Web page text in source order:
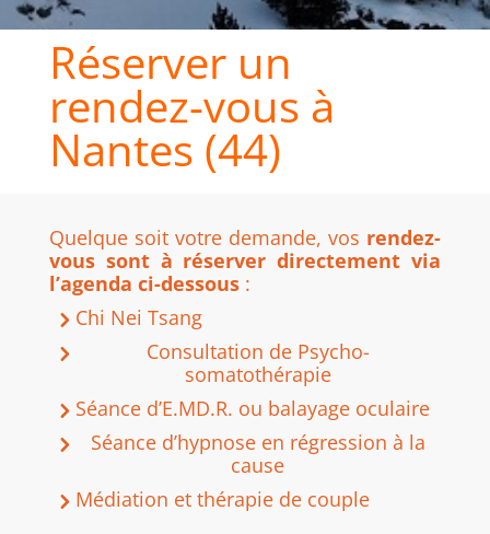
Réserver un
rendez-vous à
Nantes (44)
Quelque soit votre demande, vos rendez-
vous sont à réserver directement via
l’agenda ci-dessous:
Chi Nei Tsang
Consultation de Psycho-
somatothérapie
Séance d’E.MD.R. ou balayage oculaire
Séance d’hypnose en régression à la
cause
Médiation et thérapie de couple